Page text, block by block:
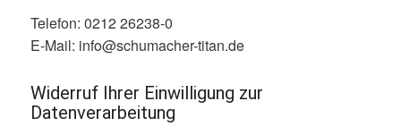
Telefon: 0212 26238-0
E-Mail: info@schumacher-titan.de
Widerruf Ihrer Einwilligung zur
Datenverarbeitung